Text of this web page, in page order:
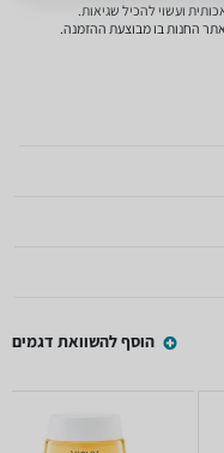
ועשוי להכיל שגיאות.
החנות בו מבוצעת ההזמנה.
הוסף להשוואת דגמים